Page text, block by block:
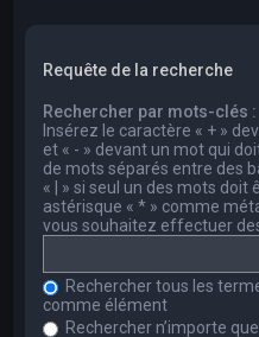
Requête de la recherche
Rechercher par mots-clés :
Insérez le caractère « + »
et « - » devant un mot qui
de mots séparés entre des
« | » si seul un des mots doit
astérisque « * » comme
vous souhaitez effectuer
Rechercher tous les
comme élément
Rechercher n’importe